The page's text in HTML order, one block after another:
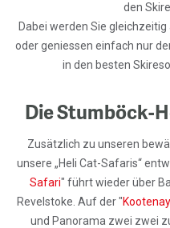
den
Dabei werden Sie
oder geniessen einfach nur
in den besten
Die Stumböck-
Zusätzlich zu unseren
unsere „Heli Cat-Safaris“
Safari" führt wieder über
Revelstoke. Auf der "
und Panorama zwei zwei